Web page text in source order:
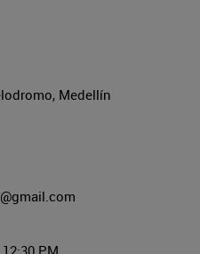
Medellín